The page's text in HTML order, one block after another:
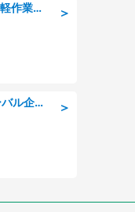
＞
寮完備で住み込みOK!カンタン軽作業のお仕事 denso aichi
＞
9月開始/「土日祝休み」グローバル企業での産業保健のお仕事/保健師/高時給/残業なし/服装自由